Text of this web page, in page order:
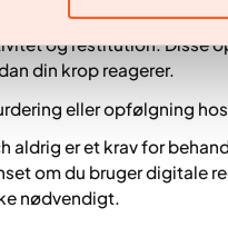
være et nyttigt
og restitution. Disse
din krop reagerer.
eller opfølgning
er et krav for
om du bruger digitale
nødvendigt.